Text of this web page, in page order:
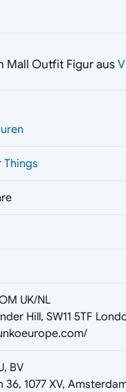
Mall Outfit Figur aus
Things
UK/NL
Hill, SW11 5TF
BV
36, 1077 XV,